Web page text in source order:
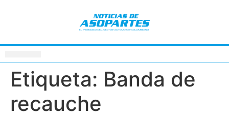
Etiqueta: Banda de
recauche